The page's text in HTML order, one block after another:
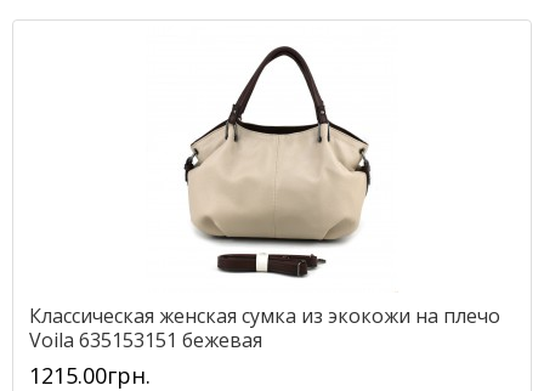
Классическая женская сумка из экокожи на плечо
Voila 635153151 бежевая
1215.00грн.